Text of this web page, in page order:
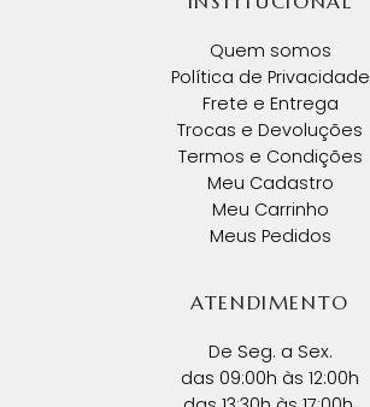
Quem somos
Política de Privacidade
Frete e Entrega
Trocas e Devoluções
Termos e Condições
Meu Cadastro
Meu Carrinho
Meus Pedidos
ATENDIMENTO
De Seg. a Sex.
das 09:00h às 12:00h